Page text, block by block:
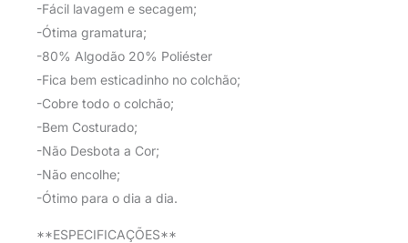
-Fácil lavagem e secagem;
-Ótima gramatura;
-80% Algodão 20% Poliéster
-Fica bem esticadinho no colchão;
-Cobre todo o colchão;
-Bem Costurado;
-Não Desbota a Cor;
-Não encolhe;
-Ótimo para o dia a dia.
**ESPECIFICAÇÕES**